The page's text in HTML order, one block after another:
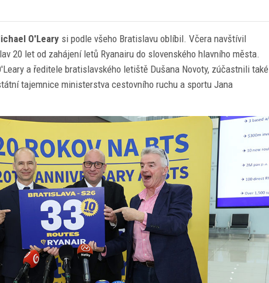
O'Leary si podle všeho Bratislavu oblíbil. Včera navštívil
20 let od zahájení letů Ryanairu do slovenského hlavního města.
a ředitele bratislavského letiště Dušana Novoty, zúčastnili také
tajemnice ministerstva cestovního ruchu a sportu Jana